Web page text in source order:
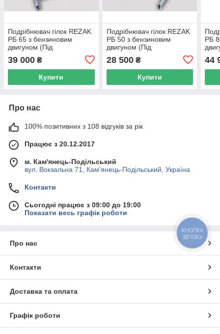
Подрібнювач гілок REZAK
РБ 65 з бензиновим
двигуном (Під
39 000 ₴
Купити
Подрібнювач гілок REZAK
РБ 50 з бензиновим
двигуном (Під
28 500₴
Купити
РБ
44
Про нас
100% позитивних з 108 відгуків за рік
Працює з 20.12.2017
м. Кам'янець-Подільський
вул. Вокзальна 71, Кам'янець-Подільський, Україна
Контакти
Сьогодні працює з 09:00 до 19:00
Показати весь графік роботи
Про нас
Контакти
Доставка та оплата
Графік роботи
КНОПКА
ЗВ'ЯЗКУ